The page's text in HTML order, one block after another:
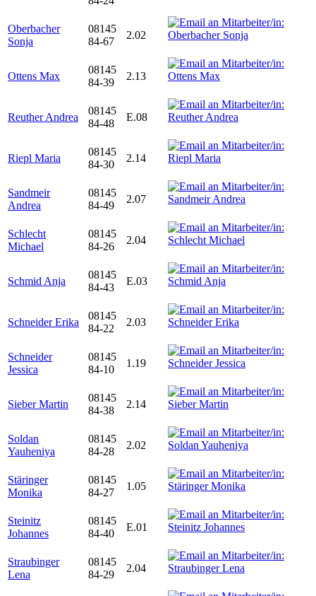
Oberbacher
Sonja
08145
84-67
2.02
Ottens Max
08145
84-39
2.13
Reuther Andrea
08145
84-48
E.08
Riepl Maria
08145
84-30
2.14
Sandmeir
Andrea
08145
84-49
2.07
Schlecht
Michael
08145
84-26
2.04
Schmid Anja
08145
84-43
E.03
Schneider Erika
08145
84-22
2.03
Schneider
Jessica
08145
84-10
1.19
Sieber Martin
08145
84-38
2.14
Soldan
Yauheniya
08145
84-28
2.02
Stäringer
Monika
08145
84-27
1.05
Steinitz
Johannes
08145
84-40
E.01
Straubinger
Lena
08145
84-29
2.04